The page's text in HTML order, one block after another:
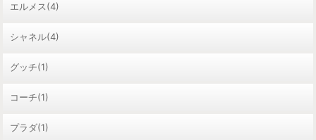
エルメス(4)
シャネル(4)
グッチ(1)
コーチ(1)
プラダ(1)